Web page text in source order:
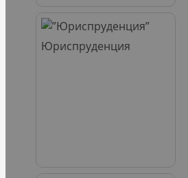
Юриспруденция